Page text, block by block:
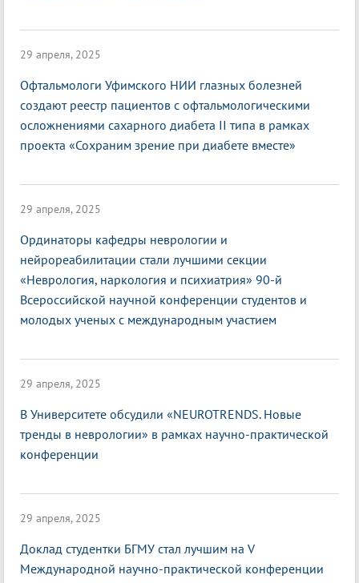
29 апреля, 2025
Офтальмологи Уфимского НИИ глазных болезней
создают реестр пациентов с офтальмологическими
осложнениями сахарного диабета II типа в рамках
проекта «Сохраним зрение при диабете вместе»
29 апреля, 2025
Ординаторы кафедры неврологии и
нейрореабилитации стали лучшими секции
«Неврология, наркология и психиатрия» 90-й
Всероссийской научной конференции студентов и
молодых ученых с международным участием
29 апреля, 2025
В Университете обсудили «NEUROTRENDS. Новые
тренды в неврологии» в рамках научно-практической
конференции
29 апреля, 2025
Доклад студентки БГМУ стал лучшим на V
Международной научно-практической конференции